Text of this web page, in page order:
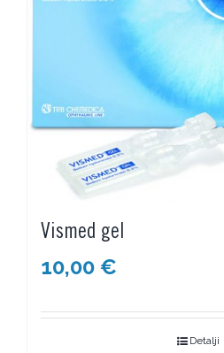
Vismed gel
10,00 €
Detalji